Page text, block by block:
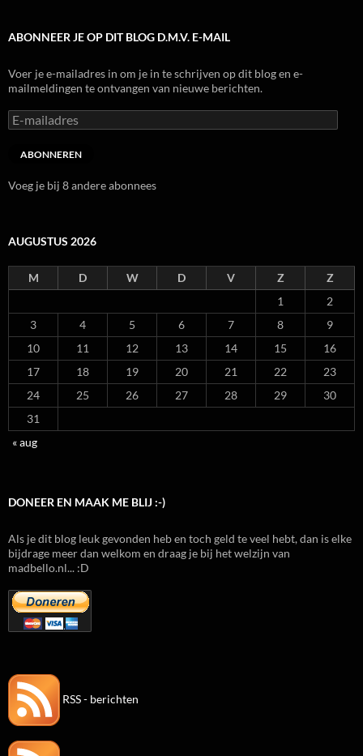
ABONNEER JE OP DIT BLOG D.M.V. E-MAIL
Voer je e-mailadres in om je in te schrijven op dit blog en e-
mailmeldingen te ontvangen van nieuwe berichten.
E-
mailadres
ABONNEREN
Voeg je bij 8 andere abonnees
AUGUSTUS 2026
M D W D V Z
Z
1
2
3
4 5 6 7 8
9
10
11 12 13 14 15
16
17
18 19 20 21 22
23
24
25 26 27 28 29
30
31
« aug
DONEER EN MAAK ME BLIJ :-)
Als je dit blog leuk gevonden heb en toch geld te veel hebt, dan is elke
bijdrage meer dan welkom en draag je bij het welzijn van
madbello.nl... :D
RSS - berichten